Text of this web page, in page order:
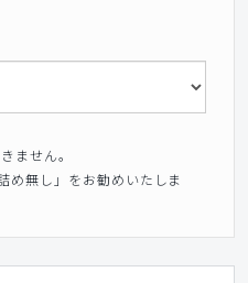
ません。
め無し」をお勧めいたしま